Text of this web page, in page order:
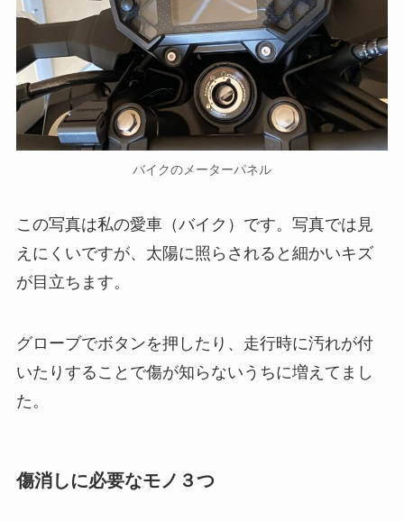
バイクのメーターパネル
この写真は私の愛車（バイク）です。写真では見
えにくいですが、太陽に照らされると細かいキズ
が目立ちます。
グローブでボタンを押したり、走行時に汚れが付
いたりすることで傷が知らないうちに増えてまし
た。
傷消しに必要なモノ３つ